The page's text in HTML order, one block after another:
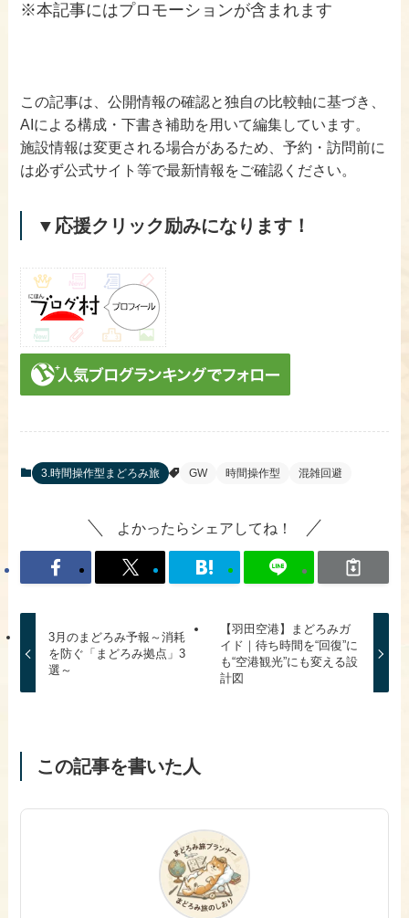
※本記事にはプロモーションが含まれます
この記事は、公開情報の確認と独自の比較軸に基づき、
AIによる構成・下書き補助を用いて編集しています。
施設情報は変更される場合があるため、予約・訪問前に
は必ず公式サイト等で最新情報をご確認ください。
▼応援クリック励みになります！
3.時間操作型まどろみ旅 GW 時間操作型 混雑回避
よかったらシェアしてね！
3月のまどろみ予報～消耗
を防ぐ「まどろみ拠点」3
選～
【羽田空港】まどろみガ
イド｜待ち時間を“回復”に
も“空港観光”にも変える設
計図
この記事を書いた人